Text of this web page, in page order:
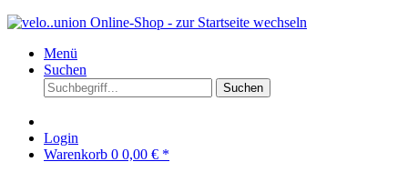
Menü
Suchen
Suchen
Login
Warenkorb 0 0,00 € *